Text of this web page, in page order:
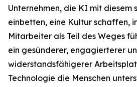
Unternehmen, die KI mit diesem
einbetten, eine Kultur schaffen,
Mitarbeiter als Teil des Weges
ein gesünderer, engagierterer
widerstandsfähigerer
Technologie die Menschen